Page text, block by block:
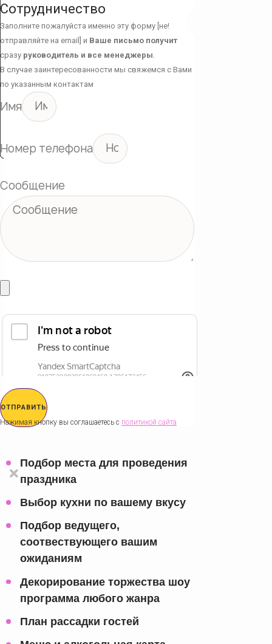
Сотрудничество
Заполните пожалуйста именно эту форму [не!
отправляйте на email] и Ваше письмо получит
сразу руководитель и все менеджеры
В случае заинтересованности мы свяжемся с Вами
по указанным контактам
Имя
Номер телефона
Сообщение
ОТПРАВИТЬ
Нажимая кнопку вы соглашаетесь с политикой сайта
Подбор места для проведения
праздника
Выбор кухни по вашему вкусу
Подбор ведущего,
соотвествующего вашим
ожиданиям
Декорирование торжества шоу
программа любого жанра
План рассадки гостей